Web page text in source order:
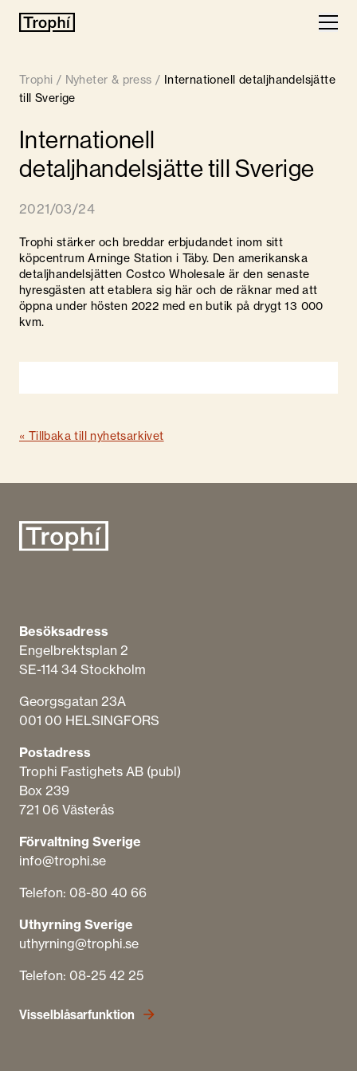
Lediga lokaler
Finansiell information
Om Trophi
Nyheter
Kontakt
Trophi / Nyheter & press / Internationell detaljhandelsjätte
till Sverige
Internationell
detaljhandelsjätte till Sverige
2021/03/24
Trophi stärker och breddar erbjudandet inom sitt
köpcentrum Arninge Station i Täby. Den amerikanska
detaljhandelsjätten Costco Wholesale är den senaste
hyresgästen att etablera sig här och de räknar med att
öppna under hösten 2022 med en butik på drygt 13 000
kvm.
« Tillbaka till nyhetsarkivet
Besöksadress
Engelbrektsplan​ 2
SE-114 34 Stockholm
Georgsgatan 23A
001 00 HELSINGFORS
Postadress
Trophi Fastighets AB (publ)
Box 239
721 06 Västerås
Förvaltning Sverige
info@trophi.se
Telefon: 08-80 40 66
Uthyrning Sverige
uthyrning@trophi.se
Telefon: 08-25 42 25
Visselblåsarfunktion